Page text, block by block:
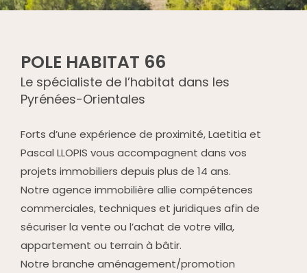
POLE HABITAT 66
Le spécialiste de l’habitat dans les
Pyrénées-Orientales
Forts d’une expérience de proximité, Laetitia et
Pascal LLOPIS vous accompagnent dans vos
projets immobiliers depuis plus de 14 ans.
Notre agence immobilière allie compétences
commerciales, techniques et juridiques afin de
sécuriser la vente ou l’achat de votre villa,
appartement ou terrain à bâtir.
Notre branche aménagement/promotion